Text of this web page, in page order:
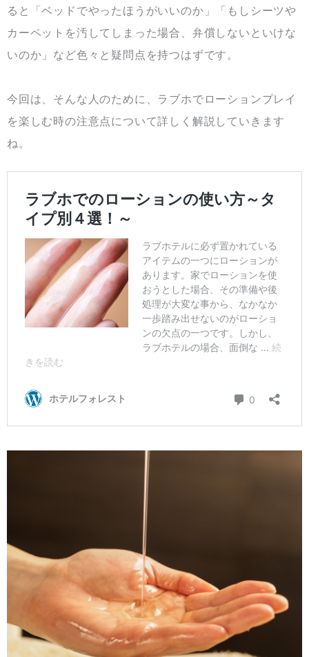
ると「ベッドでやったほうがいいのか」「もしシーツや
カーペットを汚してしまった場合、弁償しないといけな
いのか」など色々と疑問点を持つはずです。
今回は、そんな人のために、ラブホでローションプレイ
を楽しむ時の注意点について詳しく解説していきます
ね。